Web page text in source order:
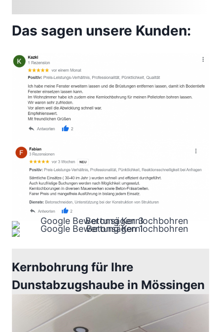
Das sagen unsere Kunden:
Kernbohrung für Ihre
Dunstabzugshaube in Mössingen